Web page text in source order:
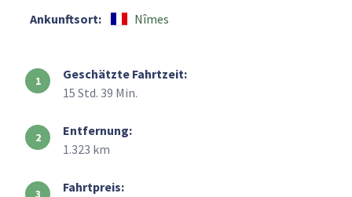
Ankunftsort:
Nîmes
Geschätzte Fahrtzeit:
15 Std. 39 Min.
Entfernung:
1.323 km
Fahrtpreis: